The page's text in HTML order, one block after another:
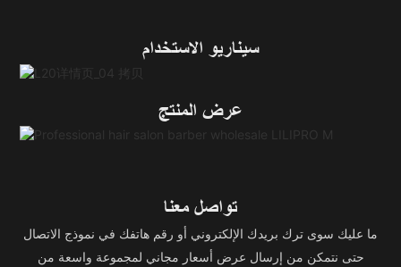
سيناريو الاستخدام
عرض المنتج
تواصل معنا
ما عليك سوى ترك بريدك الإلكتروني أو رقم هاتفك في نموذج الاتصال
حتى نتمكن من إرسال عرض أسعار مجاني لمجموعة واسعة من